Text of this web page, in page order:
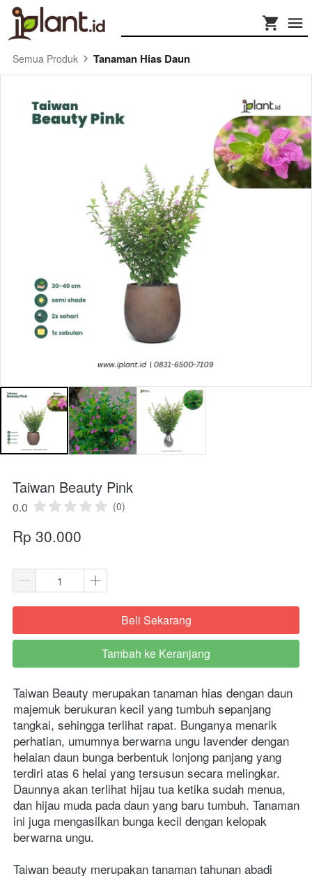
Semua Produk Tanaman Hias Daun
Taiwan Beauty Pink
0.0 (0)
Rp 30.000
`Beli Sekarang
`
Tambah ke Keranjang
Taiwan Beauty merupakan tanaman hias dengan daun
majemuk berukuran kecil yang tumbuh sepanjang
tangkai, sehingga terlihat rapat. Bunganya menarik
perhatian, umumnya berwarna ungu lavender dengan
helaian daun bunga berbentuk lonjong panjang yang
terdiri atas 6 helai yang tersusun secara melingkar.
Daunnya akan terlihat hijau tua ketika sudah menua,
dan hijau muda pada daun yang baru tumbuh. Tanaman
ini juga mengasilkan bunga kecil dengan kelopak
berwarna ungu.
Taiwan beauty merupakan tanaman tahunan abadi